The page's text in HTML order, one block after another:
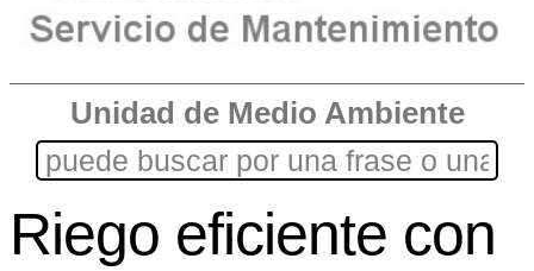
Unidad de Medio Ambiente
Riego eficiente con